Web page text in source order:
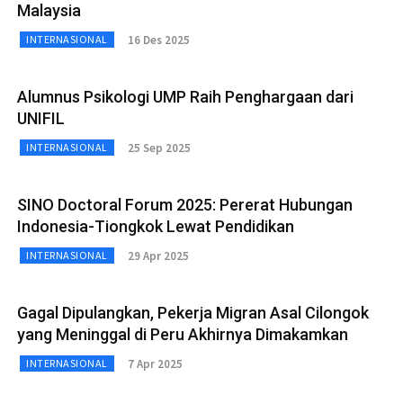
Malaysia
INTERNASIONAL 16 Des 2025
Alumnus Psikologi UMP Raih Penghargaan dari
UNIFIL
INTERNASIONAL 25 Sep 2025
SINO Doctoral Forum 2025: Pererat Hubungan
Indonesia-Tiongkok Lewat Pendidikan
INTERNASIONAL 29 Apr 2025
Gagal Dipulangkan, Pekerja Migran Asal Cilongok
yang Meninggal di Peru Akhirnya Dimakamkan
INTERNASIONAL 7 Apr 2025